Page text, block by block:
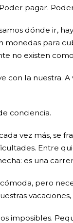
pagar.
dónde ir,
para
no existen
con la nuestra.
conciencia.
vez más, se
Entre
es una
pero
imposibles.